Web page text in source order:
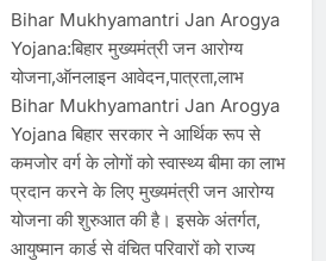
Bihar Mukhyamantri Jan Arogya
Yojana:बिहार मुख्यमंत्री जन आरोग्य
योजना,ऑनलाइन आवेदन,पात्रता,लाभ
Bihar Mukhyamantri Jan Arogya
Yojana बिहार सरकार ने आर्थिक रूप से
कमजोर वर्ग के लोगों को स्वास्थ्य बीमा का लाभ
प्रदान करने के लिए मुख्यमंत्री जन आरोग्य
योजना की शुरुआत की है। इसके अंतर्गत,
आयुष्मान कार्ड से वंचित परिवारों को राज्य